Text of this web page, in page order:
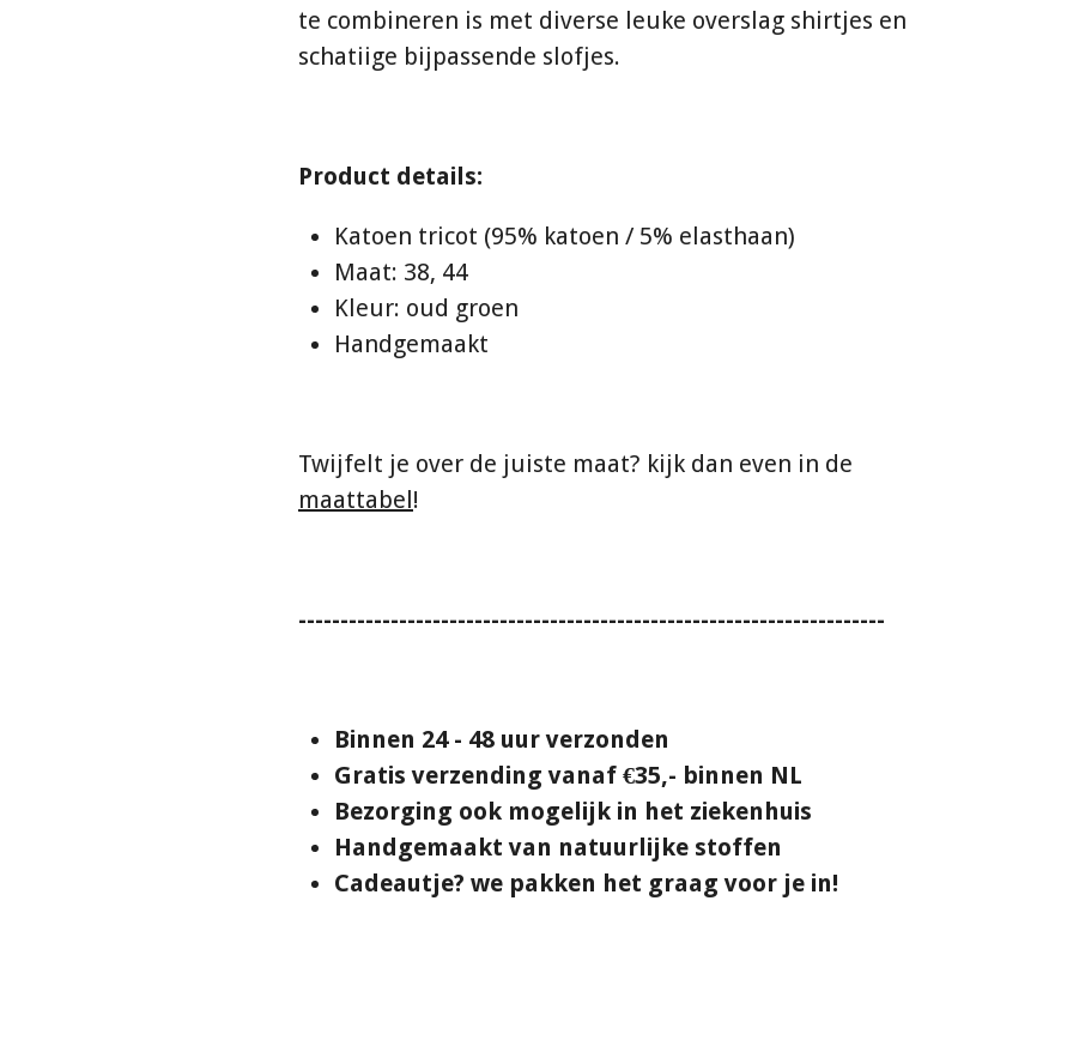
te combineren is met diverse leuke overslag shirtjes en
schatiige bijpassende slofjes.
Product details:
Katoen tricot (95% katoen / 5% elasthaan)
Maat: 38, 44
Kleur: oud groen
Handgemaakt
Twijfelt je over de juiste maat? kijk dan even in de
maattabel!
----------------------------------------------------------------------
Binnen 24 - 48 uur verzonden
Gratis verzending vanaf €35,- binnen NL
Bezorging ook mogelijk in het ziekenhuis
Handgemaakt van natuurlijke stoffen
Cadeautje? we pakken het graag voor je in!